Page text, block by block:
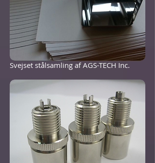
Svejset stålsamling af AGS-TECH Inc.